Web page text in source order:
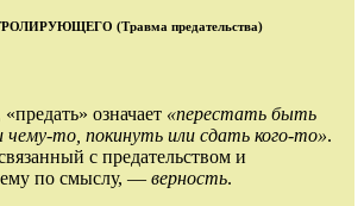
(Травма предательства)
означает «перестать быть
чему‑то покинуть или сдать кого‑то».
с предательством и
по смыслу, — верность.